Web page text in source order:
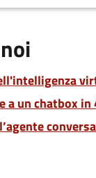
a un chatbox